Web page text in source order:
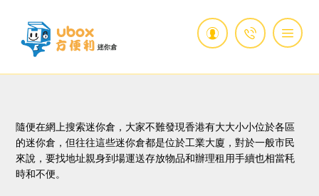
隨便在網上搜索迷你倉，大家不難發現香港有大大小小位於各區
的迷你倉，但往往這些迷你倉都是位於工業大廈，對於一般市民
來說，要找地址親身到場運送存放物品和辦理租用手續也相當秏
時和不便。